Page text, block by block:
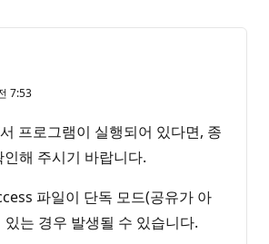
7:53
프로그램이 실행되어 있다면, 종
해 주시기 바랍니다.
파일이 단독 모드(공유가 아
있는 경우 발생될 수 있습니다.